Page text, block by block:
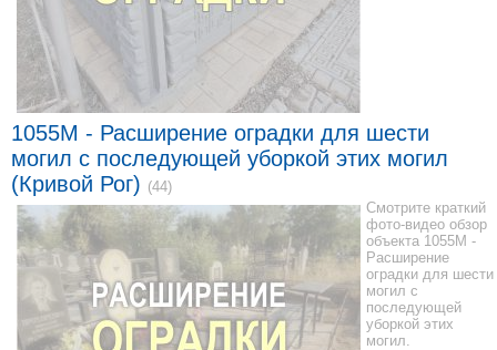
1055M - Расширение оградки для шести
могил с последующей уборкой этих могил
(Кривой Рог) (44)
Смотрите краткий
фото-видео обзор
объекта 1055M -
Расширение
оградки для шести
могил с
последующей
уборкой этих
могил.